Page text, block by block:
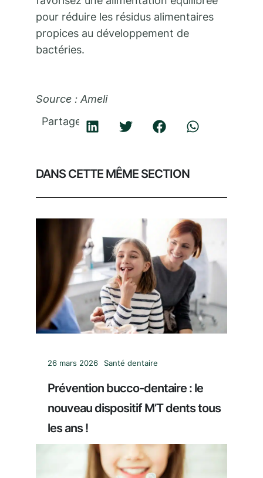
pour réduire les résidus alimentaires
propices au développement de
bactéries.
Source : Ameli
Partager
DANS CETTE MÊME SECTION
26 mars 2026 Santé dentaire
Prévention bucco-dentaire : le
nouveau dispositif M’T dents tous
les ans !